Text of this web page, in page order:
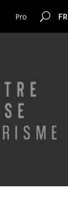
Pro